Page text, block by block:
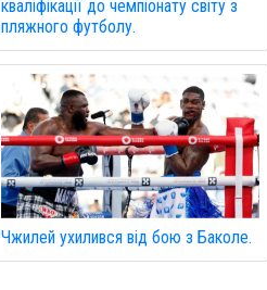
кваліфікації до чемпіонату світу з
пляжного футболу.
Чжилей ухилився від бою з Баколе.